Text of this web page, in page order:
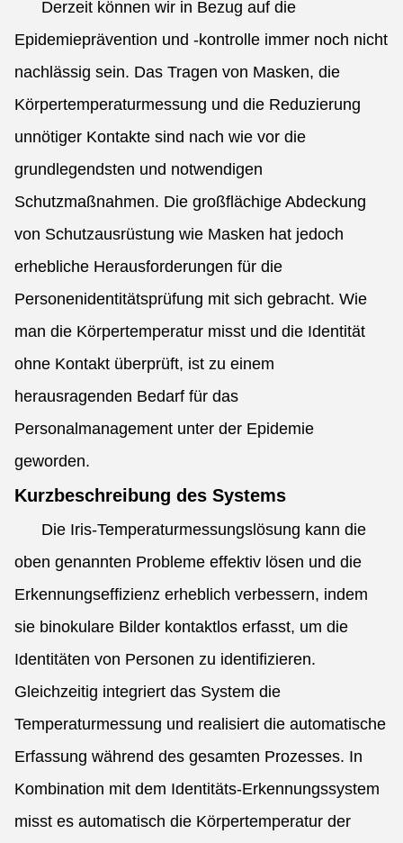
Derzeit können wir in Bezug auf die
Epidemieprävention und -kontrolle immer noch nicht
nachlässig sein. Das Tragen von Masken, die
Körpertemperaturmessung und die Reduzierung
unnötiger Kontakte sind nach wie vor die
grundlegendsten und notwendigen
Schutzmaßnahmen. Die großflächige Abdeckung
von Schutzausrüstung wie Masken hat jedoch
erhebliche Herausforderungen für die
Personenidentitätsprüfung mit sich gebracht. Wie
man die Körpertemperatur misst und die Identität
ohne Kontakt überprüft, ist zu einem
herausragenden Bedarf für das
Personalmanagement unter der Epidemie
geworden.
Kurzbeschreibung des Systems
Die Iris-Temperaturmessungslösung kann die
oben genannten Probleme effektiv lösen und die
Erkennungseffizienz erheblich verbessern, indem
sie binokulare Bilder kontaktlos erfasst, um die
Identitäten von Personen zu identifizieren.
Gleichzeitig integriert das System die
Temperaturmessung und realisiert die automatische
Erfassung während des gesamten Prozesses. In
Kombination mit dem Identitäts-Erkennungssystem
misst es automatisch die Körpertemperatur der